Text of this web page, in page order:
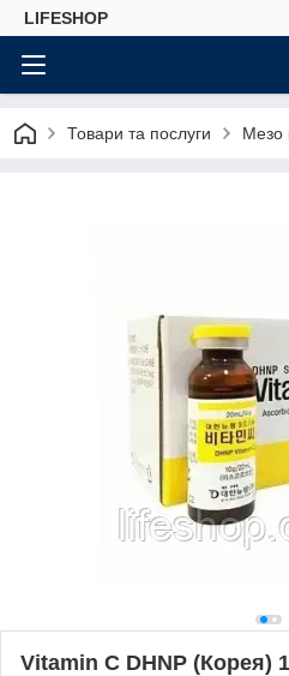
LIFESHOP
Товари та послуги Мезо
Vitamin C DHNP (Корея)